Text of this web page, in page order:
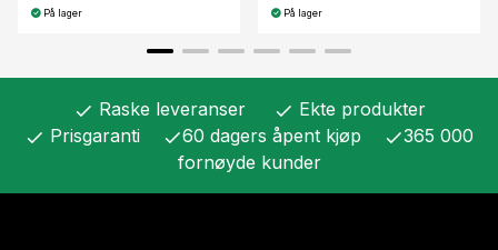
På lager På lager
check Raske leveranser check Ekte produkter
check Prisgaranti check60 dagers åpent kjøp check365 000
fornøyde kunder